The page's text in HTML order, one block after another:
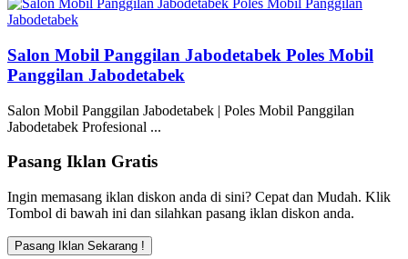
Salon Mobil Panggilan Jabodetabek Poles Mobil
Panggilan Jabodetabek
Salon Mobil Panggilan Jabodetabek | Poles Mobil Panggilan
Jabodetabek Profesional ...
Pasang Iklan Gratis
Ingin memasang iklan diskon anda di sini? Cepat dan Mudah. Klik
Tombol di bawah ini dan silahkan pasang iklan diskon anda.